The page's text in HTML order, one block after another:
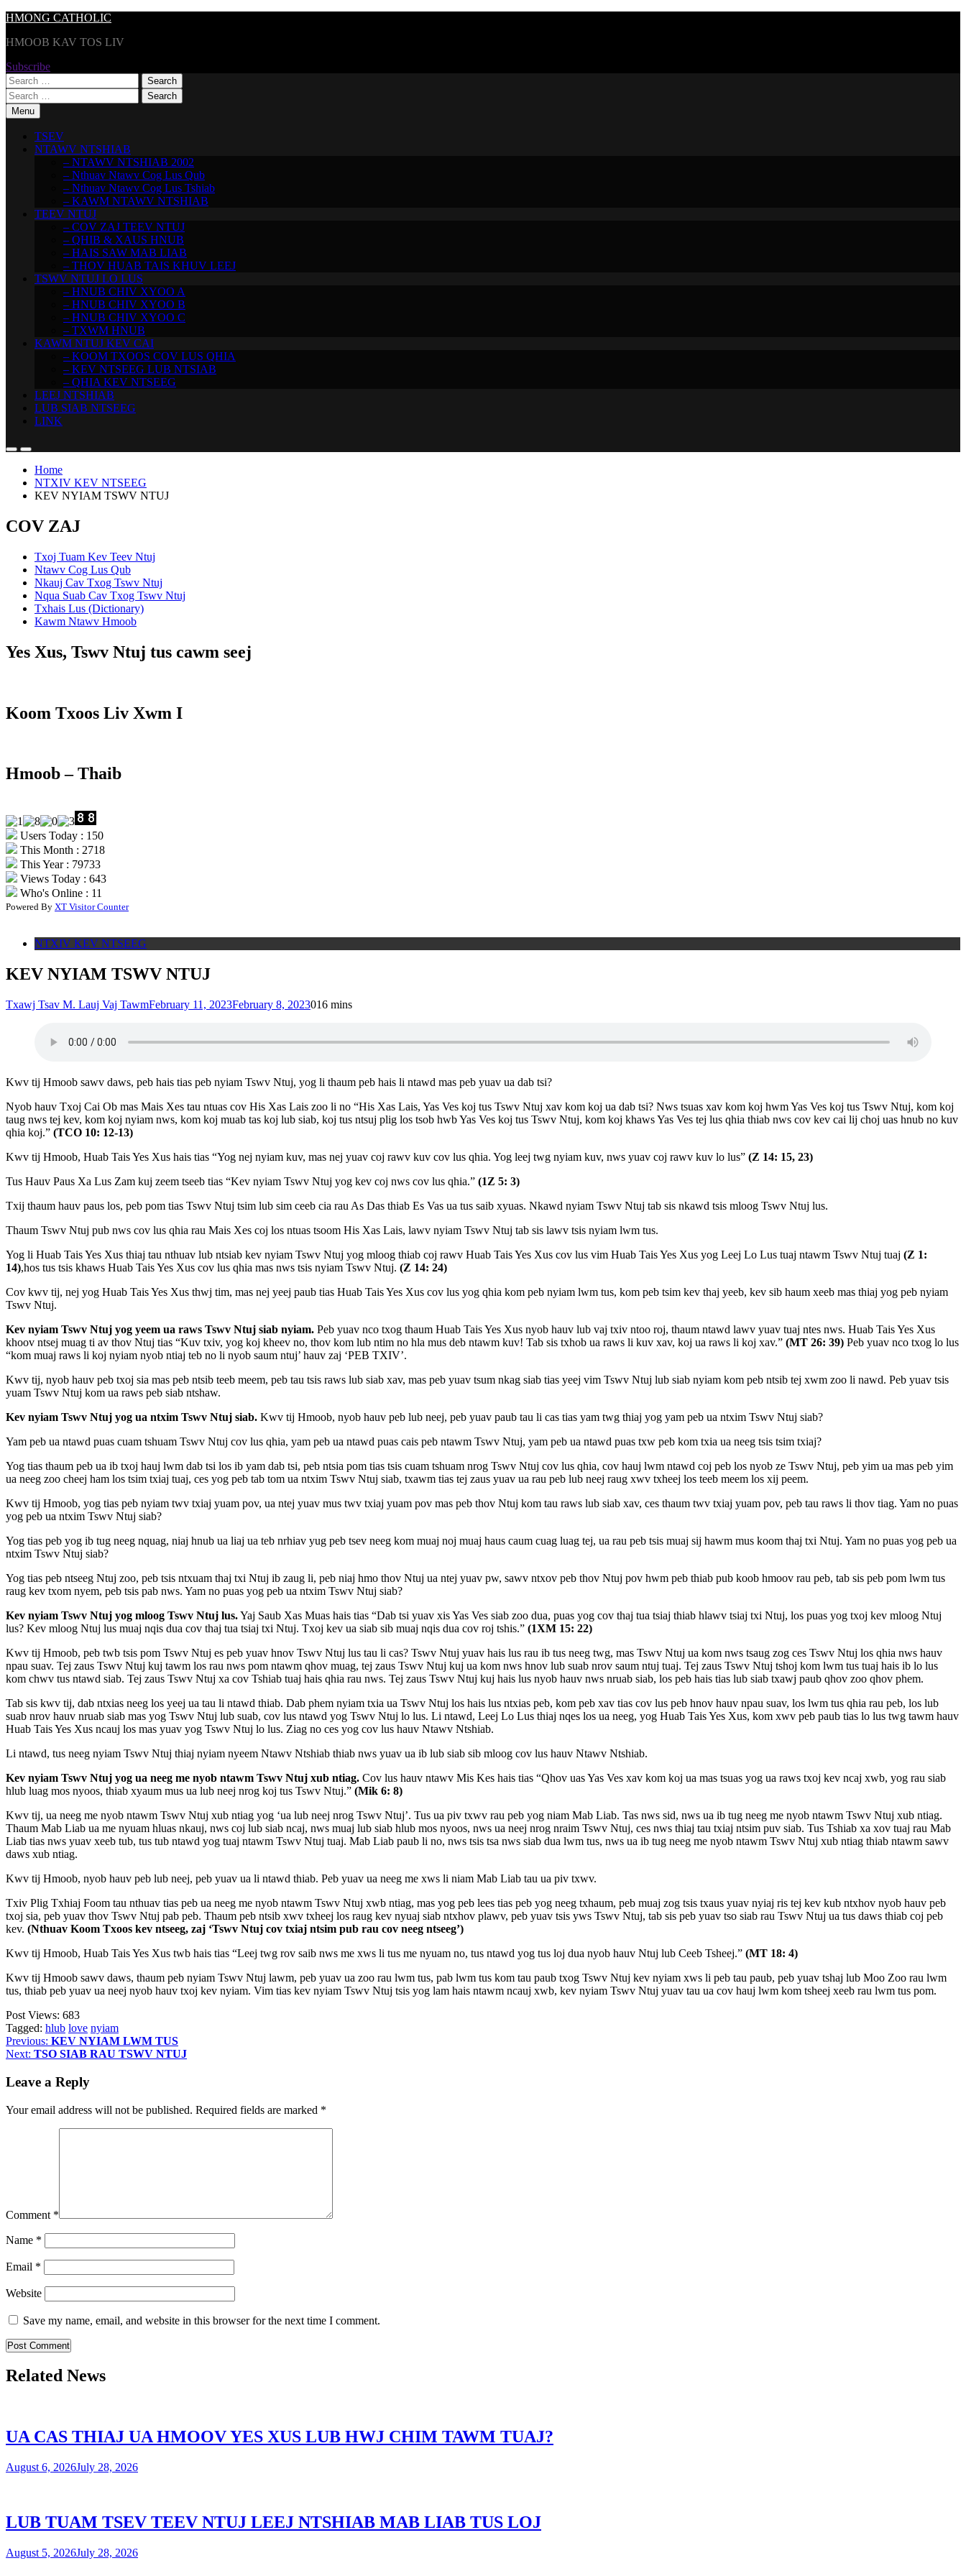
Skip
content
HMONG CATHOLIC
HMOOB KAV TOS LIV
Subscribe
Search
for:
Search
for:Menu
TSEV
NTAWV NTSHIAB
– NTAWV NTSHIAB 2002
– Nthuav Ntawv Cog Lus Qub
– Nthuav Ntawv Cog Lus Tshiab
– KAWM NTAWV NTSHIAB
TEEV NTUJ
– COV ZAJ TEEV NTUJ
– QHIB & XAUS HNUB
– HAIS SAW MAB LIAB
– THOV HUAB TAIS KHUV LEEJ
TSWV NTUJ LO LUS
– HNUB CHIV XYOO A
– HNUB CHIV XYOO B
– HNUB CHIV XYOO C
– TXWM HNUB
KAWM NTUJ KEV CAI
– KOOM TXOOS COV LUS QHIA
– KEV NTSEEG LUB NTSIAB
– QHIA KEV NTSEEG
LEEJ NTSHIAB
LUB SIAB NTSEEG
LINK
Home
NTXIV KEV NTSEEG
KEV NYIAM TSWV NTUJ
COV ZAJ
Txoj Tuam Kev Teev Ntuj
Ntawv Cog Lus Qub
Nkauj Cav Txog Tswv Ntuj
Nqua Suab Cav Txog Tswv Ntuj
Txhais Lus (Dictionary)
Kawm Ntawv Hmoob
Yes Xus, Tswv Ntuj tus cawm seej
Koom Txoos Liv Xwm I
Hmoob – Thaib
Users Today : 150
This Month : 2718
This Year : 79733
Views Today : 643
Who's Online : 11
Powered By XT Visitor Counter
NTXIV KEV NTSEEG
KEV NYIAM TSWV NTUJ
Txawj Tsav M. Lauj Vaj TawmFebruary 11, 2023February 8, 2023016 mins
Kwv tij Hmoob sawv daws, peb hais tias peb nyiam Tswv Ntuj, yog li thaum peb hais li ntawd mas peb yuav ua dab tsi?
Nyob hauv Txoj Cai Ob mas Mais Xes tau ntuas cov His Xas Lais zoo li no “His Xas Lais, Yas Ves koj tus Tswv Ntuj xav kom koj ua dab tsi? Nws tsuas xav kom koj hwm Yas Ves koj tus Tswv Ntuj, kom koj
taug nws tej kev, kom koj nyiam nws, kom koj muab tas koj lub siab, koj tus ntsuj plig los tsob hwb Yas Ves koj tus Tswv Ntuj, kom koj khaws Yas Ves tej lus qhia thiab nws cov kev cai lij choj uas hnub no kuv
qhia koj.” (TCO 10: 12-13)
Kwv tij Hmoob, Huab Tais Yes Xus hais tias “Yog nej nyiam kuv, mas nej yuav coj rawv kuv cov lus qhia. Yog leej twg nyiam kuv, nws yuav coj rawv kuv lo lus” (Z 14: 15, 23)
Tus Hauv Paus Xa Lus Zam kuj zeem tseeb tias “Kev nyiam Tswv Ntuj yog kev coj nws cov lus qhia.” (1Z 5: 3)
Txij thaum hauv paus los, peb pom tias Tswv Ntuj tsim lub sim ceeb cia rau As Das thiab Es Vas ua tus saib xyuas. Nkawd nyiam Tswv Ntuj tab sis nkawd tsis mloog Tswv Ntuj lus.
Thaum Tswv Ntuj pub nws cov lus qhia rau Mais Xes coj los ntuas tsoom His Xas Lais, lawv nyiam Tswv Ntuj tab sis lawv tsis nyiam lwm tus.
Yog li Huab Tais Yes Xus thiaj tau nthuav lub ntsiab kev nyiam Tswv Ntuj yog mloog thiab coj rawv Huab Tais Yes Xus cov lus vim Huab Tais Yes Xus yog Leej Lo Lus tuaj ntawm Tswv Ntuj tuaj (Z 1:
14),hos tus tsis khaws Huab Tais Yes Xus cov lus qhia mas nws tsis nyiam Tswv Ntuj. (Z 14: 24)
Cov kwv tij, nej yog Huab Tais Yes Xus thwj tim, mas nej yeej paub tias Huab Tais Yes Xus cov lus yog qhia kom peb nyiam lwm tus, kom peb tsim kev thaj yeeb, kev sib haum xeeb mas thiaj yog peb nyiam
Tswv Ntuj.
Kev nyiam Tswv Ntuj yog yeem ua raws Tswv Ntuj siab nyiam. Peb yuav nco txog thaum Huab Tais Yes Xus nyob hauv lub vaj txiv ntoo roj, thaum ntawd lawv yuav tuaj ntes nws. Huab Tais Yes Xus
khoov ntsej muag ti av thov Ntuj tias “Kuv txiv, yog koj kheev no, thov kom lub ntim no hla mus deb ntawm kuv! Tab sis txhob ua raws li kuv xav, koj ua raws li koj xav.” (MT 26: 39) Peb yuav nco txog lo lus
“kom muaj raws li koj nyiam nyob ntiaj teb no li nyob saum ntuj’ hauv zaj ‘PEB TXIV’.
Kwv tij, nyob hauv peb txoj sia mas peb ntsib teeb meem, peb tau tsis raws lub siab xav, mas peb yuav tsum nkag siab tias yeej vim Tswv Ntuj lub siab nyiam kom peb ntsib tej xwm zoo li nawd. Peb yuav tsis
yuam Tswv Ntuj kom ua raws peb siab ntshaw.
Kev nyiam Tswv Ntuj yog ua ntxim Tswv Ntuj siab. Kwv tij Hmoob, nyob hauv peb lub neej, peb yuav paub tau li cas tias yam twg thiaj yog yam peb ua ntxim Tswv Ntuj siab?
Yam peb ua ntawd puas cuam tshuam Tswv Ntuj cov lus qhia, yam peb ua ntawd puas cais peb ntawm Tswv Ntuj, yam peb ua ntawd puas txw peb kom txia ua neeg tsis tsim txiaj?
Yog tias thaum peb ua ib txoj hauj lwm dab tsi los ib yam dab tsi, peb ntsia pom tias tsis cuam tshuam nrog Tswv Ntuj cov lus qhia, cov hauj lwm ntawd coj peb los nyob ze Tswv Ntuj, peb yim ua mas peb yim
ua neeg zoo cheej ham los tsim txiaj tuaj, ces yog peb tab tom ua ntxim Tswv Ntuj siab, txawm tias tej zaus yuav ua rau peb lub neej raug xwv txheej los teeb meem los xij peem.
Kwv tij Hmoob, yog tias peb nyiam twv txiaj yuam pov, ua ntej yuav mus twv txiaj yuam pov mas peb thov Ntuj kom tau raws lub siab xav, ces thaum twv txiaj yuam pov, peb tau raws li thov tiag. Yam no puas
yog peb ua ntxim Tswv Ntuj siab?
Yog tias peb yog ib tug neeg nquag, niaj hnub ua liaj ua teb nrhiav yug peb tsev neeg kom muaj noj muaj haus caum cuag luag tej, ua rau peb tsis muaj sij hawm mus koom thaj txi Ntuj. Yam no puas yog peb ua
ntxim Tswv Ntuj siab?
Yog tias peb ntseeg Ntuj zoo, peb tsis ntxuam thaj txi Ntuj ib zaug li, peb niaj hmo thov Ntuj ua ntej yuav pw, sawv ntxov peb thov Ntuj pov hwm peb thiab pub koob hmoov rau peb, tab sis peb pom lwm tus
raug kev txom nyem, peb tsis pab nws. Yam no puas yog peb ua ntxim Tswv Ntuj siab?
Kev nyiam Tswv Ntuj yog mloog Tswv Ntuj lus.Yaj Saub Xas Muas hais tias “Dab tsi yuav xis Yas Ves siab zoo dua, puas yog cov thaj tua tsiaj thiab hlawv tsiaj txi Ntuj, los puas yog txoj kev mloog Ntuj
lus? Kev mloog Ntuj lus muaj nqis dua cov thaj tua tsiaj txi Ntuj. Txoj kev ua siab sib muaj nqis dua cov roj tshis.” (1XM 15: 22)
Kwv tij Hmoob, peb twb tsis pom Tswv Ntuj es peb yuav hnov Tswv Ntuj lus tau li cas? Tswv Ntuj yuav hais lus rau ib tus neeg twg, mas Tswv Ntuj ua kom nws tsaug zog ces Tswv Ntuj los qhia nws hauv
npau suav. Tej zaus Tswv Ntuj kuj tawm los rau nws pom ntawm qhov muag, tej zaus Tswv Ntuj kuj ua kom nws hnov lub suab nrov saum ntuj tuaj. Tej zaus Tswv Ntuj tshoj kom lwm tus tuaj hais ib lo lus
kom chwv tus ntawd siab. Tej zaus Tswv Ntuj xa cov Tshiab tuaj hais qhia rau nws. Tej zaus Tswv Ntuj kuj hais lus nyob hauv nws nruab siab, los peb hais tias lub siab txawj paub qhov zoo qhov phem.
Tab sis kwv tij, dab ntxias neeg los yeej ua tau li ntawd thiab. Dab phem nyiam txia ua Tswv Ntuj los hais lus ntxias peb, kom peb xav tias cov lus peb hnov hauv npau suav, los lwm tus qhia rau peb, los lub
suab nrov hauv nruab siab mas yog Tswv Ntuj lub suab, cov lus ntawd yog Tswv Ntuj lo lus. Li ntawd, Leej Lo Lus thiaj nqes los ua neeg, yog Huab Tais Yes Xus, kom xwv peb paub tias lo lus twg tawm hauv
Huab Tais Yes Xus ncauj los mas yuav yog Tswv Ntuj lo lus. Ziag no ces yog cov lus hauv Ntawv Ntshiab.
Li ntawd, tus neeg nyiam Tswv Ntuj thiaj nyiam nyeem Ntawv Ntshiab thiab nws yuav ua ib lub siab sib mloog cov lus hauv Ntawv Ntshiab.
Kev nyiam Tswv Ntuj yog ua neeg me nyob ntawm Tswv Ntuj xub ntiag. Cov lus hauv ntawv Mis Kes hais tias “Qhov uas Yas Ves xav kom koj ua mas tsuas yog ua raws txoj kev ncaj xwb, yog rau siab
hlub luag mos nyoos, thiab xyaum mus ua lub neej nrog koj tus Tswv Ntuj.” (Mik 6: 8)
Kwv tij, ua neeg me nyob ntawm Tswv Ntuj xub ntiag yog ‘ua lub neej nrog Tswv Ntuj’. Tus ua piv txwv rau peb yog niam Mab Liab. Tas nws sid, nws ua ib tug neeg me nyob ntawm Tswv Ntuj xub ntiag.
Thaum Mab Liab ua me nyuam hluas nkauj, nws coj lub siab ncaj, nws muaj lub siab hlub mos nyoos, nws ua neej nrog nraim Tswv Ntuj, ces nws thiaj tau txiaj ntsim puv siab. Tus Tshiab xa xov tuaj rau Mab
Liab tias nws yuav xeeb tub, tus tub ntawd yog tuaj ntawm Tswv Ntuj tuaj. Mab Liab paub li no, nws tsis tsa nws siab dua lwm tus, nws ua ib tug neeg me nyob ntawm Tswv Ntuj xub ntiag thiab ntawm sawv
daws xub ntiag.
Kwv tij Hmoob, nyob hauv peb lub neej, peb yuav ua li ntawd thiab. Peb yuav ua neeg me xws li niam Mab Liab tau ua piv txwv.
Txiv Plig Txhiaj Foom tau nthuav tias peb ua neeg me nyob ntawm Tswv Ntuj xwb ntiag, mas yog peb lees tias peb yog neeg txhaum, peb muaj zog tsis txaus yuav nyiaj ris tej kev kub ntxhov nyob hauv peb
txoj sia, peb yuav thov Tswv Ntuj pab peb. Thaum peb ntsib xwv txheej los raug kev nyuaj siab ntxhov plawv, peb yuav tsis yws Tswv Ntuj, tab sis peb yuav tso siab rau Tswv Ntuj ua tus daws thiab coj peb
kev. (Nthuav Koom Txoos kev ntseeg, zaj ‘Tswv Ntuj cov txiaj ntsim pub rau cov neeg ntseeg’)
Kwv tij Hmoob, Huab Tais Yes Xus twb hais tias “Leej twg rov saib nws me xws li tus me nyuam no, tus ntawd yog tus loj dua nyob hauv Ntuj lub Ceeb Tsheej.” (MT 18: 4)
Kwv tij Hmoob sawv daws, thaum peb nyiam Tswv Ntuj lawm, peb yuav ua zoo rau lwm tus, pab lwm tus kom tau paub txog Tswv Ntuj kev nyiam xws li peb tau paub, peb yuav tshaj lub Moo Zoo rau lwm
tus, thiab peb yuav ua neej nyob hauv txoj kev nyiam. Vim tias kev nyiam Tswv Ntuj tsis yog lam hais ntawm ncauj xwb, kev nyiam Tswv Ntuj yuav tau ua cov hauj lwm kom tsheej xeeb rau lwm tus pom.
Post Views: 683
Tagged: hlub love nyiam
Post
navigation
Previous: KEV NYIAM LWM TUS
Next: TSO SIAB RAU TSWV NTUJ
Leave a Reply
Your email address will not be published. Required fields are marked *
Comment *
Name *
Email *
Website
Save my name, email, and website in this browser for the next time I comment.
Related News
UA CAS THIAJ UA HMOOV YES XUS LUB HWJ CHIM TAWM TUAJ?
August 6, 2026July 28, 2026
LUB TUAM TSEV TEEV NTUJ LEEJ NTSHIAB MAB LIAB TUS LOJ
August 5, 2026July 28, 2026